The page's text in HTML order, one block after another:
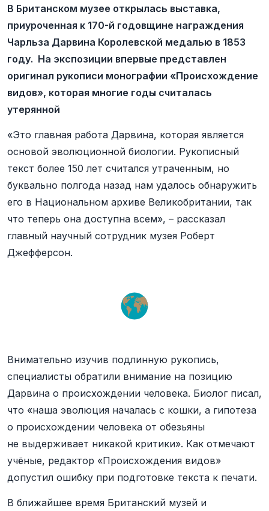
В Британском музее открылась выставка,
приуроченная к 170-й годовщине награждения
Чарльза Дарвина Королевской медалью в 1853
году. На экспозиции впервые представлен
оригинал рукописи монографии «Происхождение
видов», которая многие годы считалась
утерянной
«Это главная работа Дарвина, которая является
основой эволюционной биологии. Рукописный
текст более 150 лет считался утраченным, но
буквально полгода назад нам удалось обнаружить
его в Национальном архиве Великобритании, так
что теперь она доступна всем», – рассказал
главный научный сотрудник музея Роберт
Джефферсон.
Внимательно изучив подлинную рукопись,
специалисты обратили внимание на позицию
Дарвина о происхождении человека. Биолог писал,
что «наша эволюция началась с кошки, а гипотеза
о происхождении человека от обезьяны
не выдерживает никакой критики». Как отмечают
учёные, редактор «Происхождения видов»
допустил ошибку при подготовке текста к печати.
В ближайшее время Британский музей и